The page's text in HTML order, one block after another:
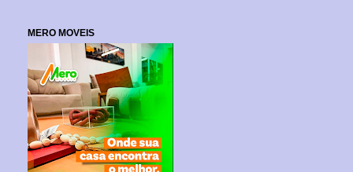
MERO MOVEIS